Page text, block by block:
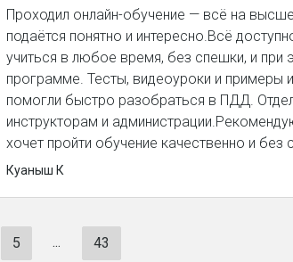
Проходил онлайн-обучение — всё на
подаётся понятно и интересно.Всё
учиться в любое время, без спешки, и при
программе. Тесты, видеоуроки и примеры
помогли быстро разобраться в ПДД.
инструкторам и
хочет пройти обучение качественно и без
Куаныш К
5 ... 43